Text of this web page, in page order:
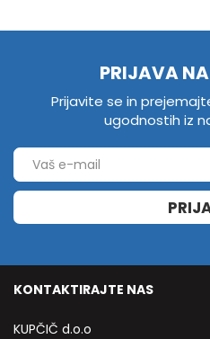
PRIJAVA
Prijavite se in
ugodnostih iz
KONTAKTIRAJTE NAS
KUPČIČ d.o.o